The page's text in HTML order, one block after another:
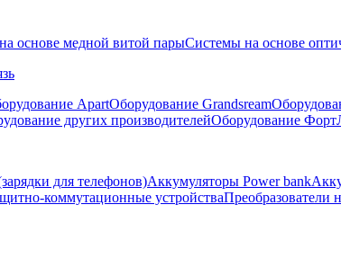
основе медной витой парыСистемы на основе
ApartОборудование Grandsream
других производителейОборудование
для телефонов)Аккумуляторы Power bank
коммутационные устройстваПреобразователи